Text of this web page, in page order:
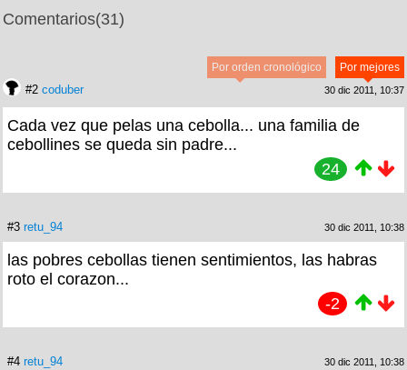
Comentarios(31)
Por mejores
Por orden cronológico
#2 coduber 30 dic 2011, 10:37
Cada vez que pelas una cebolla... una familia de
cebollines se queda sin padre...
24
#3 retu_94 30 dic 2011, 10:38
las pobres cebollas tienen sentimientos, las habras
roto el corazon...
-2
#4 retu_94 30 dic 2011, 10:38